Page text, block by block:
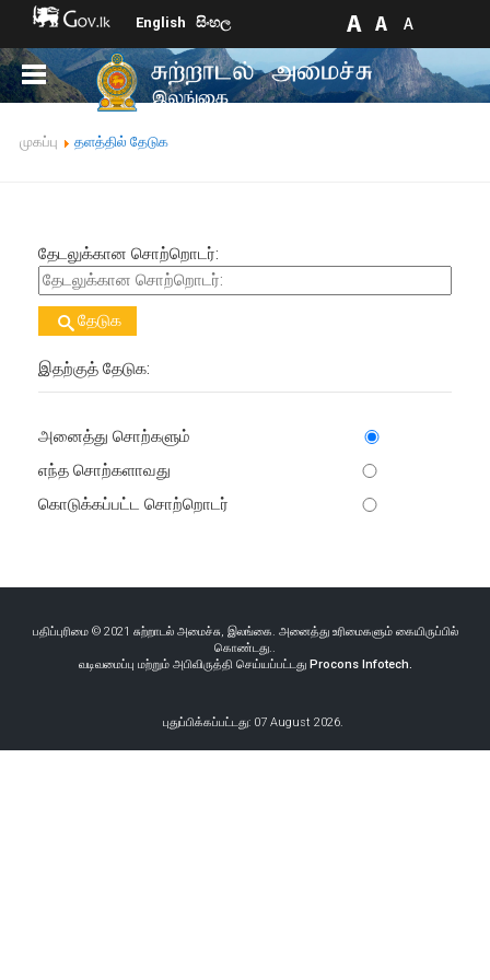
English සිංහල
முகப்பு தளத்தில் தேடுக
தேடலுக்கான சொற்றொடர்:
தேடுக
இதற்குத் தேடுக:
அனைத்து சொற்களும்
எந்த சொற்களாவது
கொடுக்கப்பட்ட சொற்றொடர்
பதிப்புரிமை © 2021 சுற்றாடல் அமைச்சு, இலங்கை. அனைத்து உரிமைகளும் கையிருப்பில்
கொண்டது..
வடிவமைப்பு மற்றும் அபிவிருத்தி செய்யப்பட்டது Procons Infotech.
புதுப்பிக்கப்பட்டது: 07 August 2026.